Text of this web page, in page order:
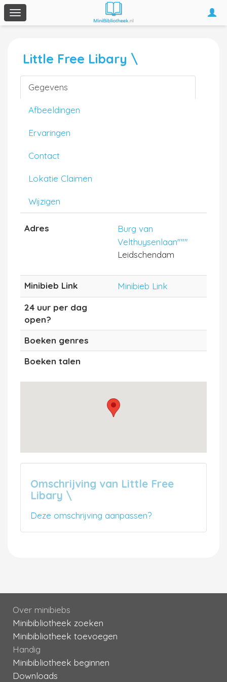
Toggle
navigation
Little Free Libary \
Gegevens
Afbeeldingen
Ervaringen
Contact
Lokatie Claimen
Wijzigen
Adres
Burg van
Velthuysenlaan"""
Leidschendam
Minibieb Link
Minibieb Link
24 uur per dag
open?
Boeken genres
Boeken talen
Omschrijving van Little Free
Libary \
Deze omschrijving aanpassen?
Over minibiebs
Minibibliotheek zoeken
Minibibliotheek toevoegen
Handig
Minibibliotheek beginnen
Downloads